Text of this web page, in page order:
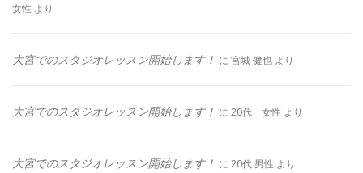
女性 より
大宮でのスタジオレッスン開始します！ に 宮城 健也 より
大宮でのスタジオレッスン開始します！ に 20代 女性 より
大宮でのスタジオレッスン開始します！ に 20代 男性 より